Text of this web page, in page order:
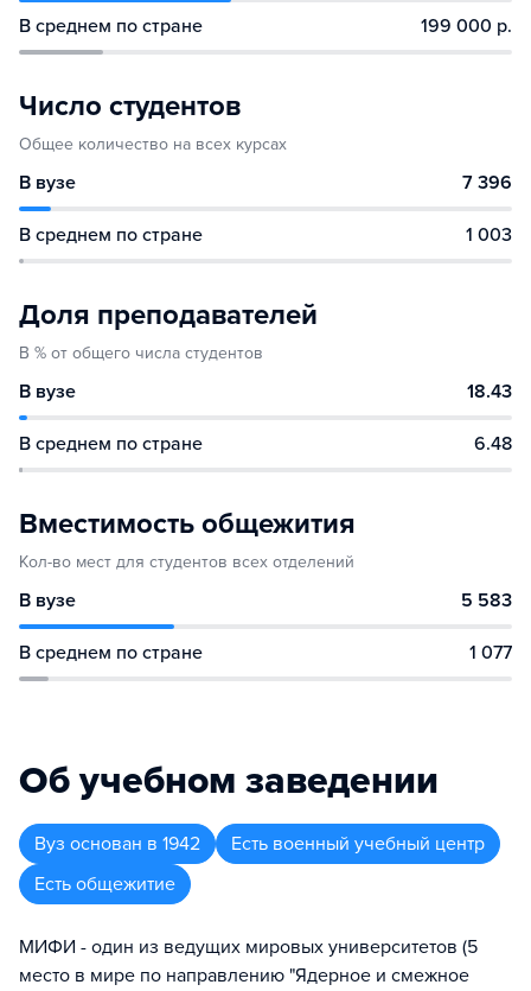
В среднем по стране 199 000 р.
Число студентов
Общее количество на всех курсах
В вузе 7 396
В среднем по стране 1 003
Доля преподавателей
В % от общего числа студентов
В вузе 18.43
В среднем по стране 6.48
Вместимость общежития
Кол-во мест для студентов всех отделений
В вузе 5 583
В среднем по стране 1 077
Об учебном заведении
Вуз основан в 1942
Есть военный учебный центр
Есть общежитие
МИФИ - один из ведущих мировых университетов (5
место в мире по направлению "Ядерное и смежное